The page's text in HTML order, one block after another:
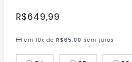
R$649,99
em 10x de R$65,00 sem juros